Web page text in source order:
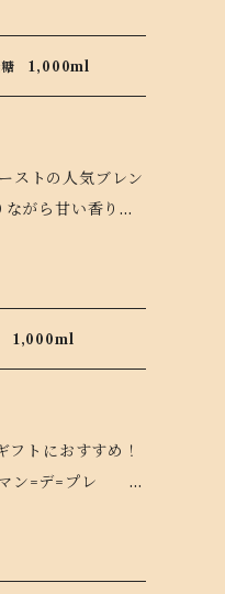
デ=プレでコーヒ
糖 1,000ml
がら甘い香りと
デ=プレでコーヒ
1,000ml
マン=デ=プレ